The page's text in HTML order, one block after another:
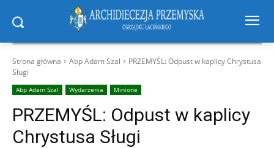
Strona główna Abp Adam Szal
PRZEMYŚL: Odpust w kaplicy Chrystusa
Sługi
Abp Adam Szal Wydarzenia Minione
PRZEMYŚL: Odpust w kaplicy
Chrystusa Sługi